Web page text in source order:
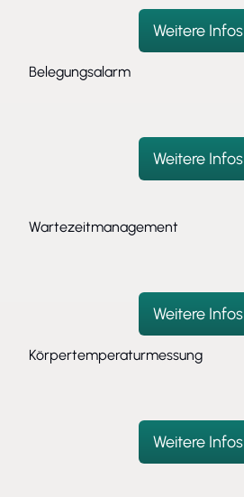
Weitere Infos
Belegungsalarm
Weitere Infos
Wartezeitmanagement
Weitere Infos
Körpertemperaturmessung
Weitere Infos